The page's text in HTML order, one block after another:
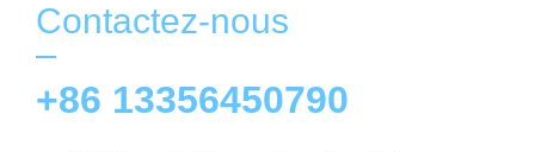
Contactez-nous
+86 13356450790